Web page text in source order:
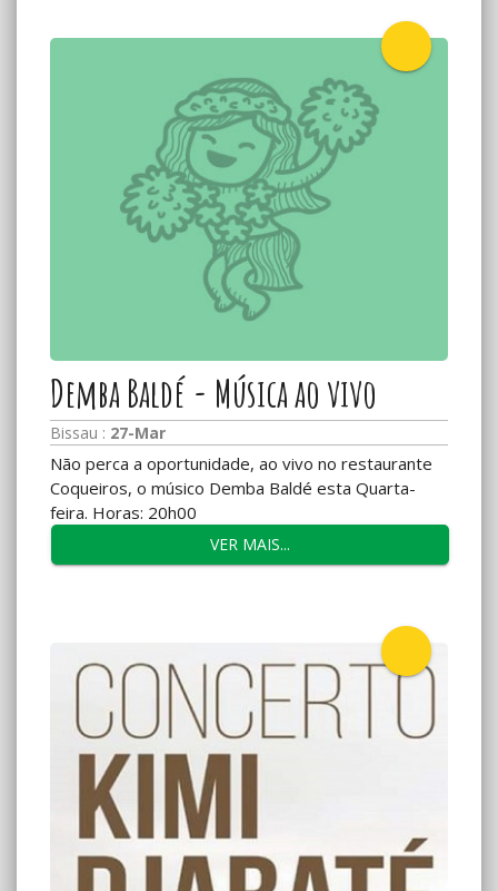
Demba Baldé - Música ao vivo
Bissau : 27-Mar
Não perca a oportunidade, ao vivo no restaurante
Coqueiros, o músico Demba Baldé esta Quarta-
feira. Horas: 20h00
VER MAIS...